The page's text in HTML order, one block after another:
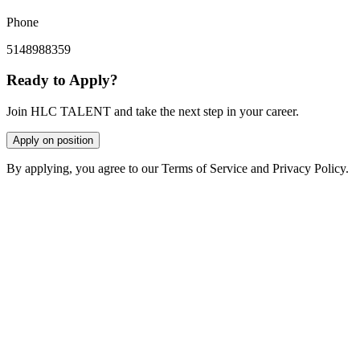
Phone
5148988359
Ready to Apply?
Join HLC TALENT and take the next step in your career.
Apply on position
By applying, you agree to our Terms of Service and Privacy Policy.